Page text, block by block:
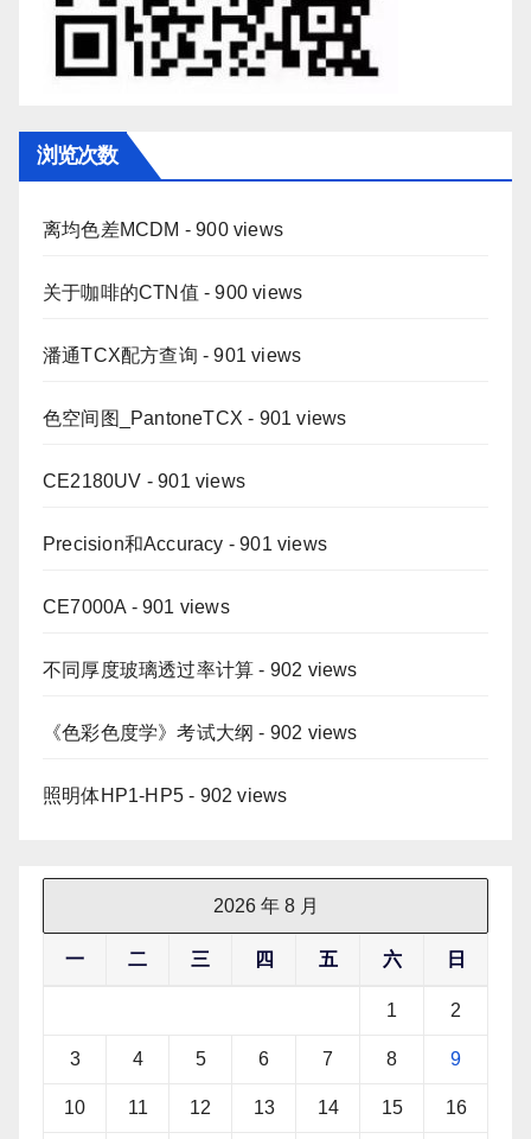
浏览次数
离均色差MCDM - 900 views
关于咖啡的CTN值 - 900 views
潘通TCX配方查询 - 901 views
色空间图_PantoneTCX - 901 views
CE2180UV - 901 views
Precision和Accuracy - 901 views
CE7000A - 901 views
不同厚度玻璃透过率计算 - 902 views
《色彩色度学》考试大纲 - 902 views
照明体HP1-HP5 - 902 views
2026 年 8 月
一 二 三 四 五 六 日
1 2
3 4 5 6 7 8 9
10 11 12 13 14 15 16